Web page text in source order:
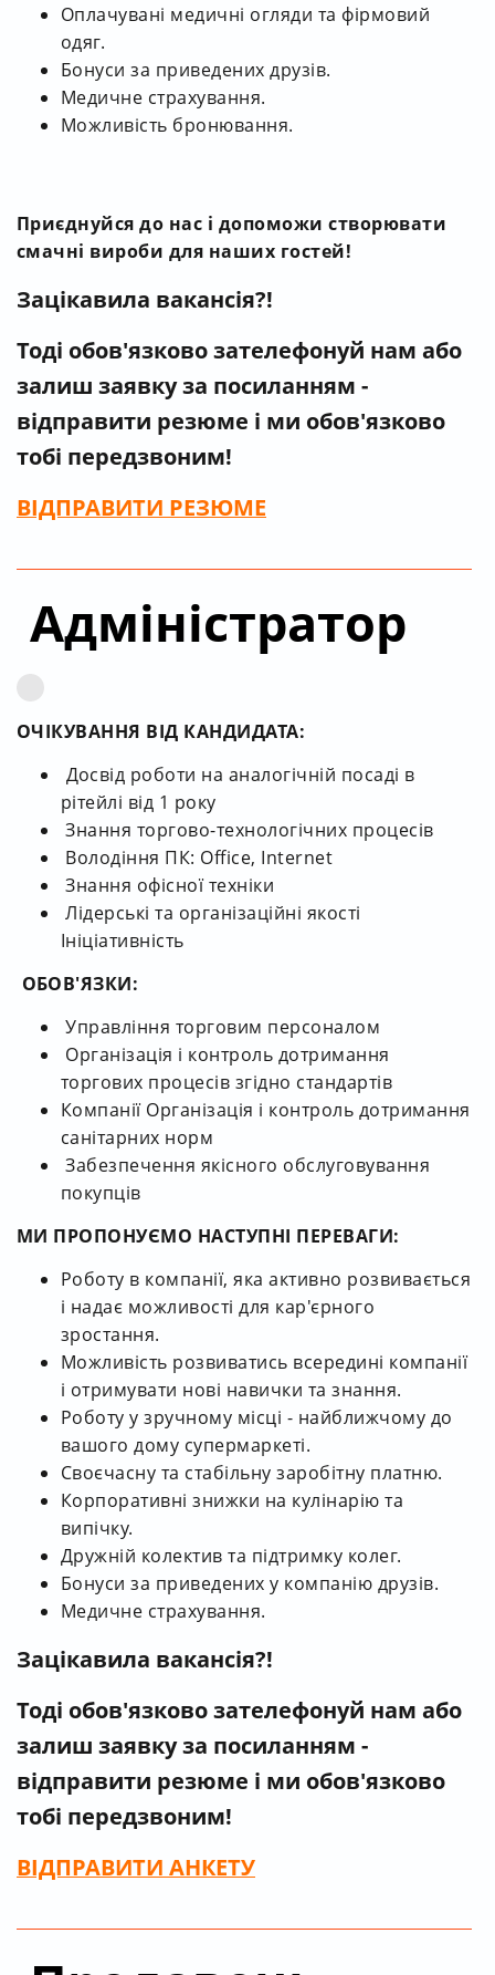
Оплачувані медичні огляди та фірмовий
одяг.
Бонуси за приведених друзів.
Медичне страхування.
Можливість бронювання.
Приєднуйся до нас і допоможи створювати
смачні вироби для наших гостей!
Зацікавила вакансія?!
Тоді обов'язково зателефонуй нам або
залиш заявку за посиланням -
відправити резюме і ми обов'язково
тобі передзвоним!
ВІДПРАВИТИ РЕЗЮМЕ
Адміністратор
ОЧІКУВАННЯ ВІД КАНДИДАТА:
Досвід роботи на аналогічній посаді в
рітейлі від 1 року
Знання торгово-технологічних процесів
Володіння ПК: Office, Internet
Знання офісної техніки
Лідерські та організаційні якості
Ініціативність
ОБОВ'ЯЗКИ:
Управління торговим персоналом
Організація і контроль дотримання
торгових процесів згідно стандартів
Компанії Організація і контроль дотримання
санітарних норм
Забезпечення якісного обслуговування
покупців
МИ ПРОПОНУЄМО НАСТУПНІ ПЕРЕВАГИ:
Роботу в компанії, яка активно розвивається
і надає можливості для кар'єрного
зростання.
Можливість розвиватись всередині компанії
і отримувати нові навички та знання.
Роботу у зручному місці - найближчому до
вашого дому супермаркеті.
Своєчасну та стабільну заробітну платню.
Корпоративні знижки на кулінарію та
випічку.
Дружній колектив та підтримку колег.
Бонуси за приведених у компанію друзів.
Медичне страхування.
Зацікавила вакансія?!
Тоді обов'язково зателефонуй нам або
залиш заявку за посиланням -
відправити резюме і ми обов'язково
тобі передзвоним!
ВІДПРАВИТИ АНКЕТУ